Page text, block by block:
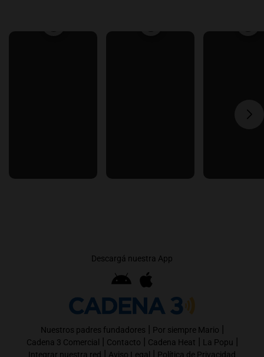
Descargá nuestra App
Nuestros padres fundadores | Por siempre Mario |
Cadena 3 Comercial | Contacto | Cadena Heat | La Popu |
| |